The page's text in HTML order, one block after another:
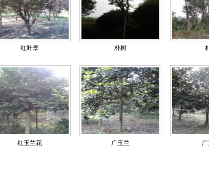
红叶李 朴树
红玉兰花 广玉兰